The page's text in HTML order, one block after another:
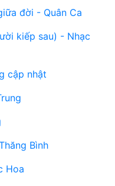
đời - Quân Ca
kiếp sau) - Nhạc
cập nhật
Bình
Hoa